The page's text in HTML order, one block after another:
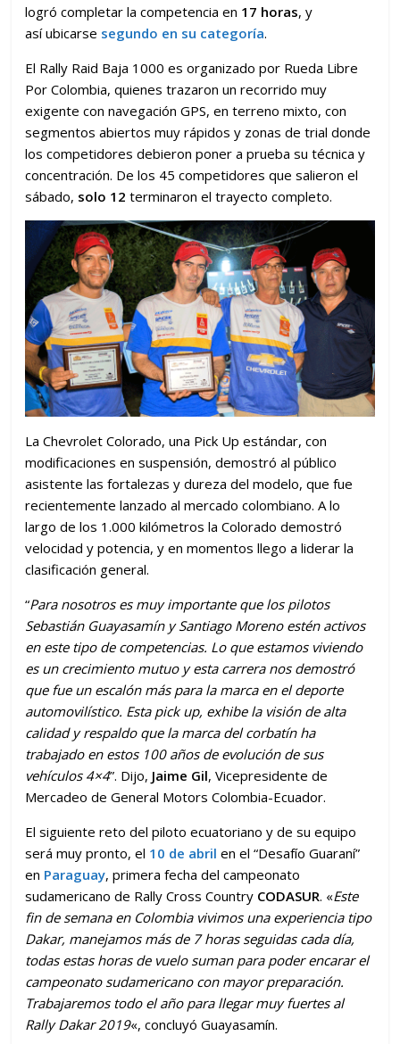
logró completar la competencia en 17 horas, y
así ubicarse segundo en su categoría.
El Rally Raid Baja 1000 es organizado por Rueda Libre
Por Colombia, quienes trazaron un recorrido muy
exigente con navegación GPS, en terreno mixto, con
segmentos abiertos muy rápidos y zonas de trial donde
los competidores debieron poner a prueba su técnica y
concentración. De los 45 competidores que salieron el
sábado, solo 12terminaron el trayecto completo.
La Chevrolet Colorado, una Pick Up estándar, con
modificaciones en suspensión, demostró al público
asistente las fortalezas y dureza del modelo, que fue
recientemente lanzado al mercado colombiano. A lo
largo de los 1.000 kilómetros la Colorado demostró
velocidad y potencia, y en momentos llego a liderar la
clasificación general.
“Para nosotros es muy importante que los pilotos
Sebastián Guayasamín y Santiago Moreno estén activos
en este tipo de competencias. Lo que estamos viviendo
es un crecimiento mutuo y esta carrera nos demostró
que fue un escalón más para la marca en el deporte
automovilístico. Esta pick up, exhibe la visión de alta
calidad y respaldo que la marca del corbatín ha
trabajado en estos 100 años de evolución de sus
vehículos 4×4”. Dijo, Jaime Gil, Vicepresidente de
Mercadeo de General Motors Colombia-Ecuador.
El siguiente reto del piloto ecuatoriano y de su equipo
será muy pronto, el 10 de abril en el “Desafío Guaraní”
en Paraguay, primera fecha del campeonato
sudamericano de Rally Cross Country CODASUR. «Este
fin de semana en Colombia vivimos una experiencia tipo
Dakar, manejamos más de 7 horas seguidas cada día,
todas estas horas de vuelo suman para poder encarar el
campeonato sudamericano con mayor preparación.
Trabajaremos todo el año para llegar muy fuertes al
Rally Dakar 2019«, concluyó Guayasamín.